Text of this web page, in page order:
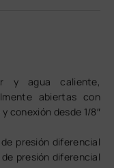
y agua caliente,
abiertas con
conexión desde 1/8″
presión diferencial
de presión diferencial